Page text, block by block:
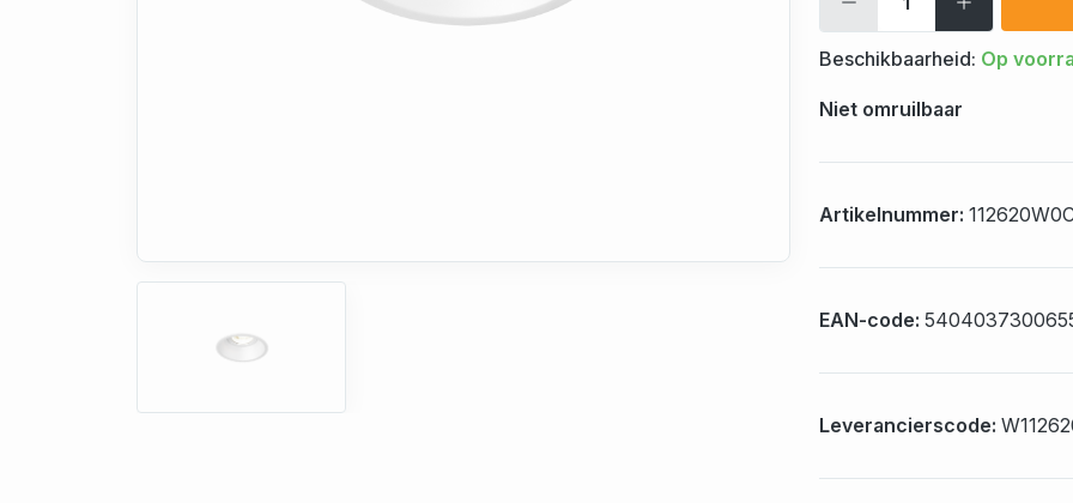
Beschikbaarheid: Op
Niet omruilbaar
Artikelnummer:
EAN-code:
Leverancierscode: